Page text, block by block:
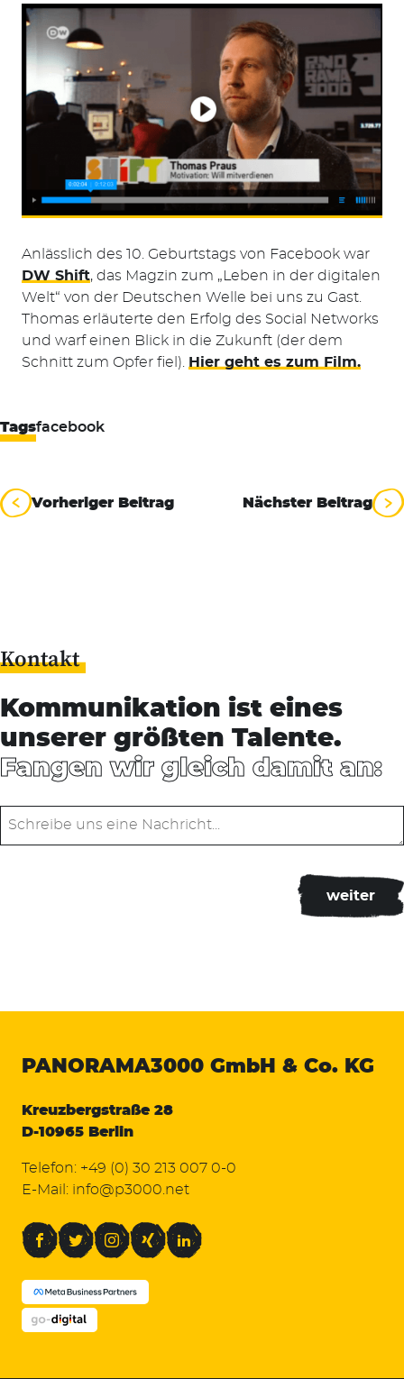
Suchen
nach:
Anlässlich des 10. Geburtstags von Facebook war
DW Shift, das Magzin zum „Leben in der digitalen
Welt“ von der Deutschen Welle bei uns zu Gast.
Thomas erläuterte den Erfolg des Social Networks
und warf einen Blick in die Zukunft (der dem
Schnitt zum Opfer fiel). Hier geht es zum Film.
Tagsfacebook
Beitragsnavigation
Vorheriger Beitrag Nächster Beitrag
Kontakt
Kommunikation ist eines
unserer größten Talente.
Fangen wir gleich damit an:
PANORAMA3000 GmbH & Co. KG
Kreuzbergstraße 28
D-10965 Berlin
Telefon: +49 (0) 30 213 007 0-0
E-Mail: info@p3000.net
FacebookTwitterInstagramXing LinkedIn